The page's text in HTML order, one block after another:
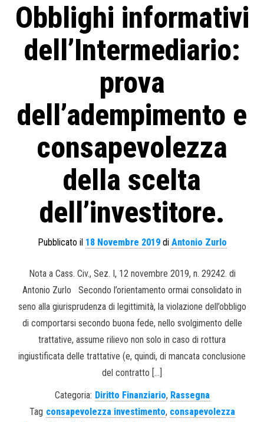
Obblighi informativi
dell’Intermediario:
prova
dell’adempimento e
consapevolezza
della scelta
dell’investitore.
Pubblicato il 18 Novembre 2019di Antonio Zurlo
Nota a Cass. Civ., Sez. I, 12 novembre 2019, n. 29242. di
Antonio Zurlo Secondo l’orientamento ormai consolidato in
seno alla giurisprudenza di legittimità, la violazione dell’obbligo
di comportarsi secondo buona fede, nello svolgimento delle
trattative, assume rilievo non solo in caso di rottura
ingiustificata delle trattative (e, quindi, di mancata conclusione
del contratto […]
Categoria: Diritto Finanziario, Rassegna
Tag consapevolezza investimento, consapevolezza